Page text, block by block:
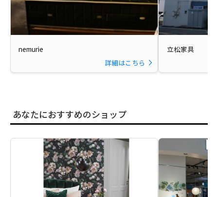
nemurie
詳細はこちら
立松家具
あなたにおすすめのショップ